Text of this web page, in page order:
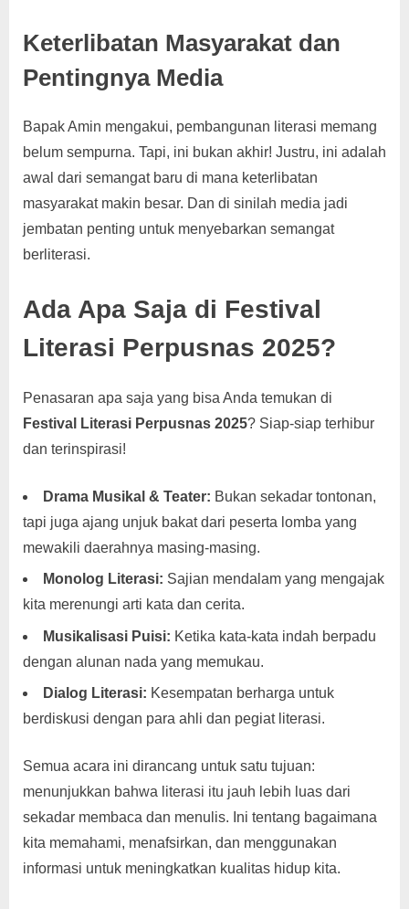
Keterlibatan Masyarakat dan
Pentingnya Media
Bapak Amin mengakui, pembangunan literasi memang
belum sempurna. Tapi, ini bukan akhir! Justru, ini adalah
awal dari semangat baru di mana keterlibatan
masyarakat makin besar. Dan di sinilah media jadi
jembatan penting untuk menyebarkan semangat
berliterasi.
Ada Apa Saja di Festival
Literasi Perpusnas 2025?
Penasaran apa saja yang bisa Anda temukan di
Festival Literasi Perpusnas 2025? Siap-siap terhibur
dan terinspirasi!
Drama Musikal & Teater: Bukan sekadar tontonan,
tapi juga ajang unjuk bakat dari peserta lomba yang
mewakili daerahnya masing-masing.
Monolog Literasi: Sajian mendalam yang mengajak
kita merenungi arti kata dan cerita.
Musikalisasi Puisi: Ketika kata-kata indah berpadu
dengan alunan nada yang memukau.
Dialog Literasi: Kesempatan berharga untuk
berdiskusi dengan para ahli dan pegiat literasi.
Semua acara ini dirancang untuk satu tujuan:
menunjukkan bahwa literasi itu jauh lebih luas dari
sekadar membaca dan menulis. Ini tentang bagaimana
kita memahami, menafsirkan, dan menggunakan
informasi untuk meningkatkan kualitas hidup kita.